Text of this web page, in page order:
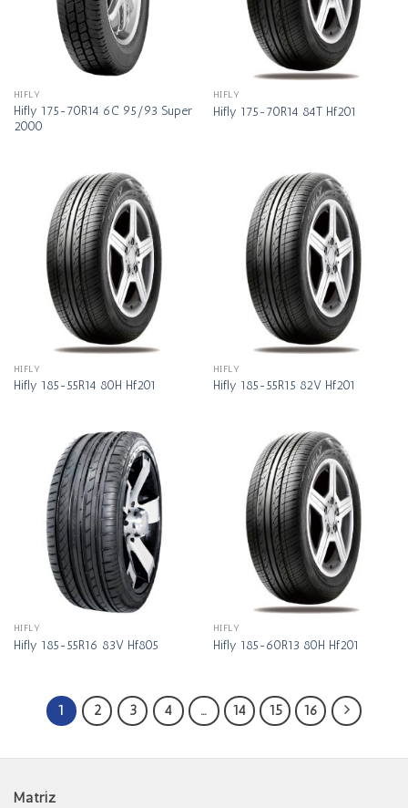
HIFLY
Hifly 175-70R14 6C 95/93 Super
2000
HIFLY
Hifly 175-70R14 84T Hf201
HIFLY
Hifly 185-55R14 80H Hf201
HIFLY
Hifly 185-55R15 82V Hf201
HIFLY
Hifly 185-55R16 83V Hf805
HIFLY
Hifly 185-60R13 80H Hf201
1 2 3 4 … 14 15 16
Matriz